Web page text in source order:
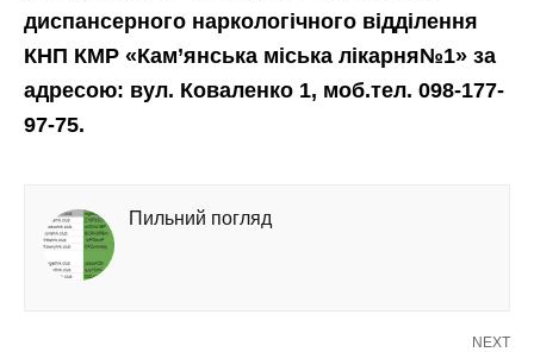
диспансерного наркологічного відділення
КНП КМР «Кам’янська міська лікарня№1» за
адресою: вул. Коваленко 1, моб.тел. 098-177-
97-75.
Пильний погляд
NEXT